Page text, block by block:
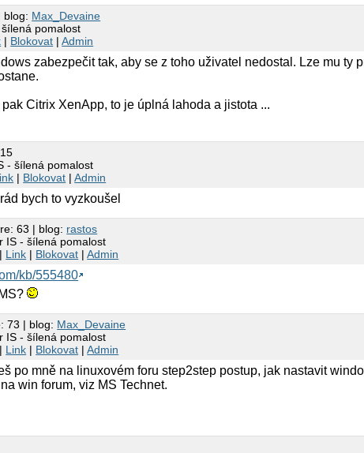
blog: Max_Devaine
pomalost
| Blokovat |Admin
zabezpečit tak, aby se z toho uživatel nedostal. Lze mu ty
Citrix XenApp, to je úplná lahoda a jistota ...
- šílená pomalost
| Blokovat |Admin
bych to vyzkoušel
63 | blog: rastos
IS - šílená pomalost
| Link | Blokovat |Admin
kb/555480
73 | blog: Max_Devaine
IS - šílená pomalost
| Link | Blokovat |Admin
po mně na linuxovém foru step2step postup, jak nastavit
win forum, viz MS Technet.